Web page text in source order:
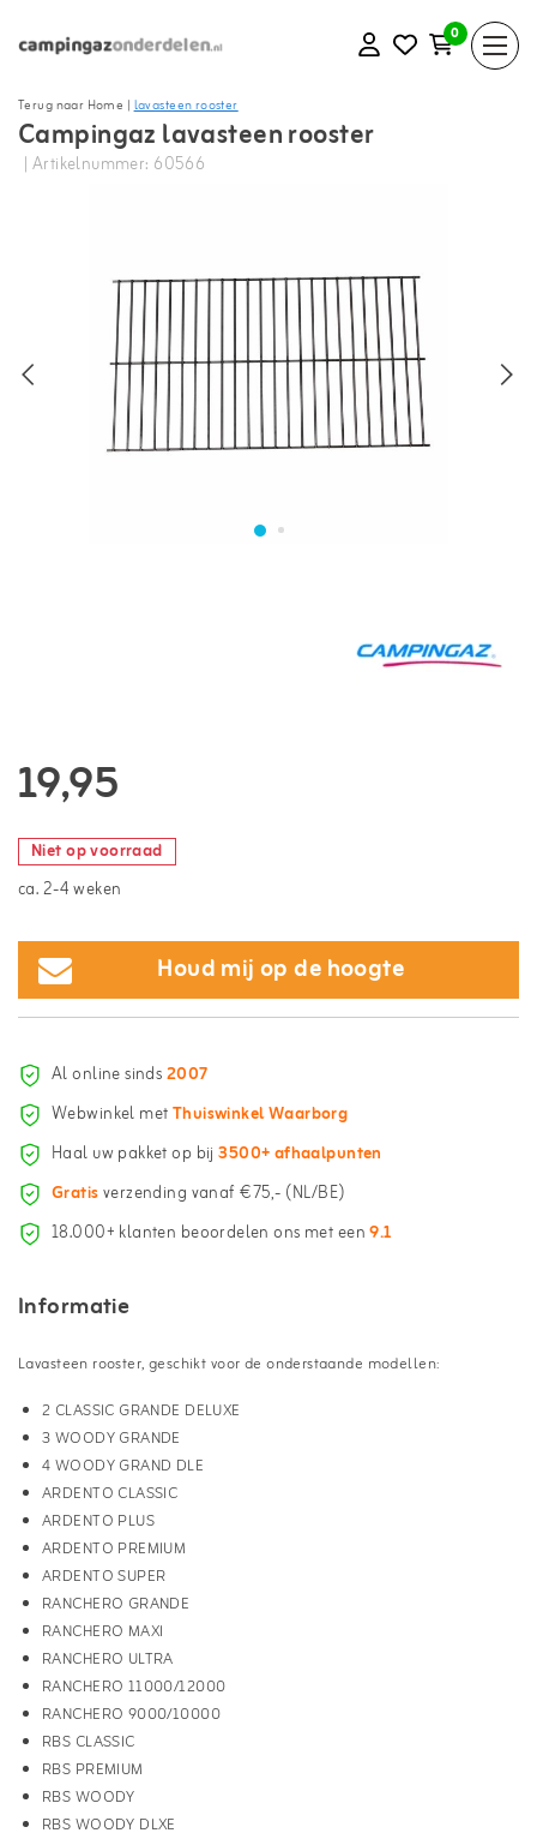
0
Terug naar Home |lavasteen rooster
Campingaz lavasteen rooster
| Artikelnummer: 60566
19,95
Niet op voorraad
ca. 2-4 weken
Houd mij op de hoogte
Al online sinds2007
Webwinkel metThuiswinkel Waarborg
Haal uw pakket op bij3500+ afhaalpunten
Gratisverzending vanaf €75,- (NL/BE)
18.000+ klanten beoordelen ons met een9.1
Informatie
Lavasteen rooster, geschikt voor de onderstaande modellen:
2 CLASSIC GRANDE DELUXE
3 WOODY GRANDE
4 WOODY GRAND DLE
ARDENTO CLASSIC
ARDENTO PLUS
ARDENTO PREMIUM
ARDENTO SUPER
RANCHERO GRANDE
RANCHERO MAXI
RANCHERO ULTRA
RANCHERO 11000/12000
RANCHERO 9000/10000
RBS CLASSIC
RBS PREMIUM
RBS WOODY
RBS WOODY DLXE